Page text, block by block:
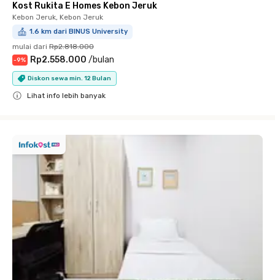
Kost Rukita E Homes Kebon Jeruk
Kebon Jeruk, Kebon Jeruk
1.6 km dari BINUS University
mulai dari Rp2.818.000
-9% Rp2.558.000 /bulan
Diskon sewa min. 12 Bulan
Lihat info lebih banyak